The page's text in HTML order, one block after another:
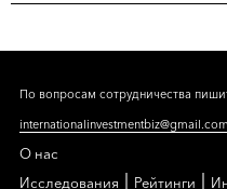
По вопросам сотрудничества
internationalinvestmentbiz@gmail.com
О нас
Исследования
Рейтинги